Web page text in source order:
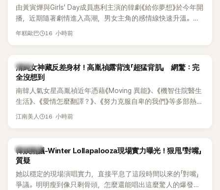
由黃寅燁與Girls' Day成員惠利主演的韓劇《給你夢想》於今年開
播，近期隨著劇情進入高潮，男女主角的感情線快速升溫。最
新播出的第8集不僅上演火辣吻戲，更接連出現床戲橋段，讓
年糕歐巴 16 小時前
韓星
清純女神藏反差身材！高胤禎露背洩「超猛背肌」 網驚：完
全沒想到
南韓人氣女星高胤禎近年憑藉《Moving 異能》、《機智住院醫生
生活》、《愛情怎麼翻譯？》、《努力克服自卑的我們》等多部熱門
作品，躍升為韓劇新一代女神代表，不僅演技備受肯定，精緻
細身材下的超狂背肌與肩膀線條，反差感十足，讓不少網友看
傻直呼：「原來她身材這麼猛！」
江南美人 16 小時前
熱議討論
韓娛熱議-Winter Lollapalooza現場實力曝光！狠甩「對嘴」
質疑
她以穩定的現場演唱實力，直接平息了這段時間以來的「對嘴」
爭議。明明瘦到像只剩骨頭，怎麼還能唱出這麼驚人的爆發力